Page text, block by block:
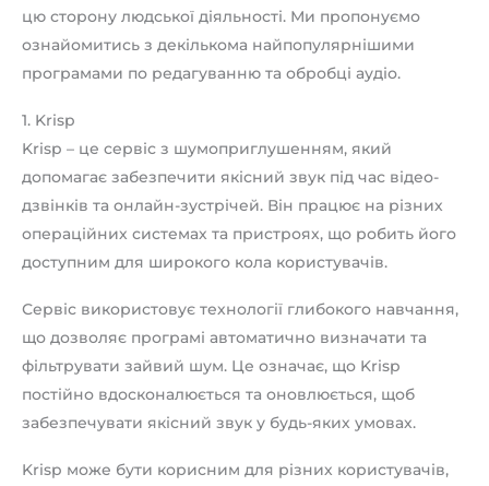
цю сторону людської діяльності. Ми пропонуємо
ознайомитись з декількома найпопулярнішими
програмами по редагуванню та обробці аудіо.
1. Krisp
Krisp – це сервіс з шумоприглушенням, який
допомагає забезпечити якісний звук під час відео-
дзвінків та онлайн-зустрічей. Він працює на різних
операційних системах та пристроях, що робить його
доступним для широкого кола користувачів.
Сервіс використовує технології глибокого навчання,
що дозволяє програмі автоматично визначати та
фільтрувати зайвий шум. Це означає, що Krisp
постійно вдосконалюється та оновлюється, щоб
забезпечувати якісний звук у будь-яких умовах.
Krisp може бути корисним для різних користувачів,